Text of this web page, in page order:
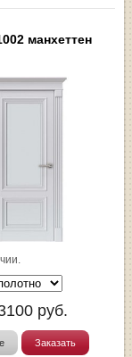
манхеттен
руб.
Заказать